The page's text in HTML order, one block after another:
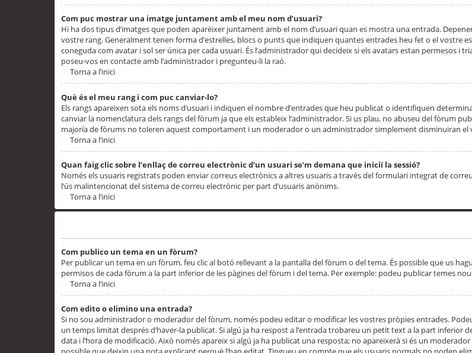
Com puc mostrar una imatge juntament amb el meu nom d’usuari?
Hi ha dos tipus d’imatges que poden aparèixer juntament amb el nom d’usuari quan es mostra una entrada.
vostre rang. Generalment tenen forma d’estrelles, blocs o punts que indiquen quantes entrades heu fet o el vostre
coneguda com avatar i sol ser única per cada usuari. És l’administrador qui decideix si els avatars estan permesos i
poseu-vos en contacte amb l’administrador i pregunteu-li la raó.
Torna a l’inici
Què és el meu rang i com puc canviar-lo?
Els rangs apareixen sota els noms d’usuari i indiquen el nombre d’entrades que heu publicat o identifiquen
canviar la nomenclatura dels rangs del fòrum ja que els estableix l’administrador. Si us plau, no abuseu del fòrum
majoría de fòrums no toleren aquest comportament i un moderador o un administrador simplement disminuiran el
Torna a l’inici
Quan faig clic sobre l’enllaç de correu electrònic d’un usuari se’m demana que iniciï la sessió?
Només els usuaris registrats poden enviar correus electrònics a altres usuaris a través del formulari integrat de
l’ús malintencionat del sistema de correu electrònic per part d’usuaris anònims.
Torna a l’inici
Com publico un tema en un fòrum?
Per publicar un tema en un fòrum, feu clic al botó rellevant a la pantalla del fòrum o del tema. És possible que us
permisos de cada fòrum a la part inferior de les pàgines del fòrum i del tema. Per exemple: podeu publicar temes
Torna a l’inici
Com edito o elimino una entrada?
Si no sou administrador o moderador del fòrum, només podeu editar o modificar les vostres pròpies entrades.
un temps limitat després d’haver-la publicat. Si algú ja ha respost a l’entrada trobareu un petit text a la part inferior
data i l’hora de modificació. Això només apareix si algú ja ha publicat una resposta; no apareixerà si és un